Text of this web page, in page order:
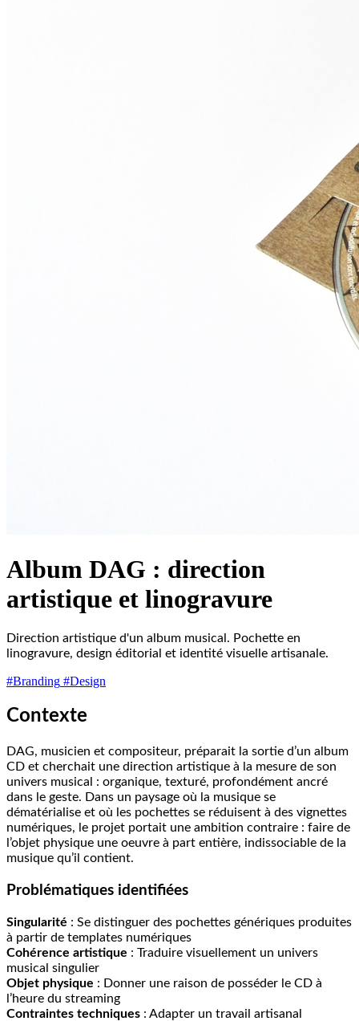
Album DAG : direction
artistique et linogravure
Direction artistique d'un album musical. Pochette en
linogravure, design éditorial et identité visuelle artisanale.
#Branding #Design
Contexte
DAG, musicien et compositeur, préparait la sortie d’un album
CD et cherchait une direction artistique à la mesure de son
univers musical : organique, texturé, profondément ancré
dans le geste. Dans un paysage où la musique se
dématérialise et où les pochettes se réduisent à des vignettes
numériques, le projet portait une ambition contraire : faire de
l’objet physique une oeuvre à part entière, indissociable de la
musique qu’il contient.
Problématiques identifiées
Singularité : Se distinguer des pochettes génériques produites
à partir de templates numériques
Cohérence artistique : Traduire visuellement un univers
musical singulier
Objet physique : Donner une raison de posséder le CD à
l’heure du streaming
Contraintes techniques : Adapter un travail artisanal